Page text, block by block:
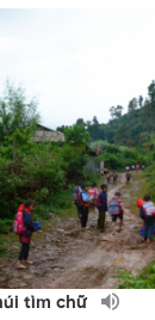
tìm chữ